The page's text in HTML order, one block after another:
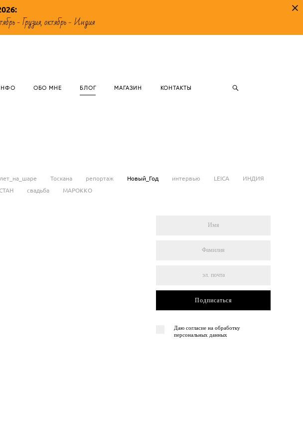
:
- Грузия, октябрь - Индия
ОБО МНЕ БЛОГ МАГАЗИН КОНТАКТЫ
Тоскана репортаж Новый_Год интервью LEICA
ИНДИЯ
свадьба МАРОККО
Подписаться
Даю согласие на обработку
персональных данных